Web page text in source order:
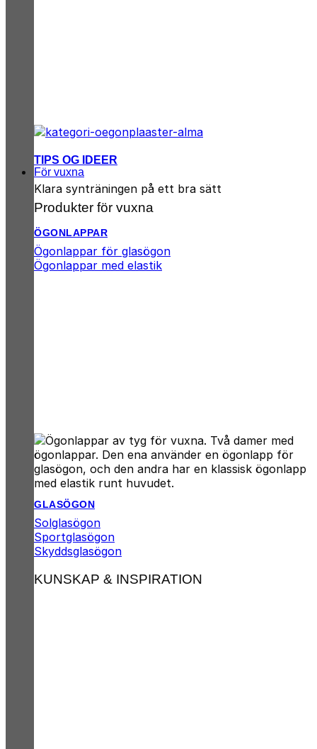
TIPS OG IDEER
Klara synträningen på ett bra sätt
För vuxna
Produkter för vuxna
ÖGONLAPPAR
Ögonlappar för glasögon
Ögonlappar med elastik
GLASÖGON
Solglasögon
Sportglasögon
Skyddsglasögon
KUNSKAP & INSPIRATION